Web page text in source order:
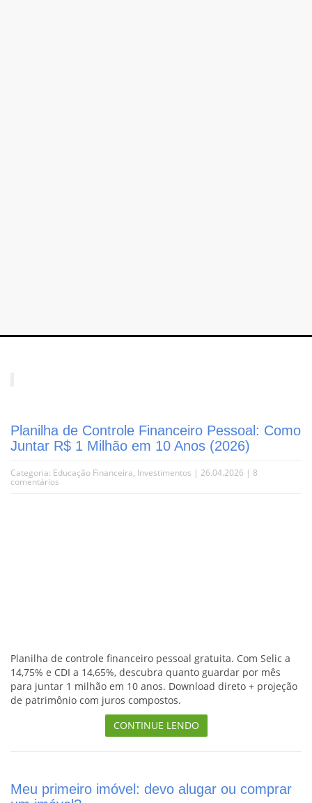
Planilha de Controle Financeiro Pessoal: Como
Juntar R$ 1 Milhão em 10 Anos (2026)
Categoria: Educação Financeira, Investimentos | 26.04.2026 | 8
comentários
Planilha de controle financeiro pessoal gratuita. Com Selic a
14,75% e CDI a 14,65%, descubra quanto guardar por mês
para juntar 1 milhão em 10 anos. Download direto + projeção
de patrimônio com juros compostos.
CONTINUE LENDO
Meu primeiro imóvel: devo alugar ou comprar